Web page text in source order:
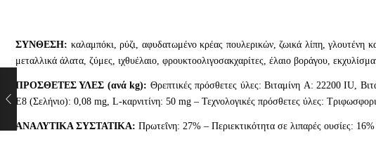
ΣΥΝΘΕΣΗ: καλαμπόκι, ρύζι, αφυδατωμένο κρέας πουλερικών, ζωικά λίπη, γλουτένη
μεταλλικά άλατα, ζύμες, ιχθυέλαιο, φρουκτοολιγοσακχαρίτες, έλαιο βοράγου,
ΠΡΟΣΘΕΤΕΣ ΥΛΕΣ (ανά kg): Θρεπτικές πρόσθετες ύλες: Βιταμίνη A: 22200 IU,
E8 (Σελήνιο): 0,08 mg, L-καρνιτίνη: 50 mg – Τεχνολογικές πρόσθετες ύλες:
ΑΝΑΛΥΤΙΚΑ ΣΥΣΤΑΤΙΚΑ: Πρωτεΐνη: 27% – Περιεκτικότητα σε λιπαρές ουσίες: